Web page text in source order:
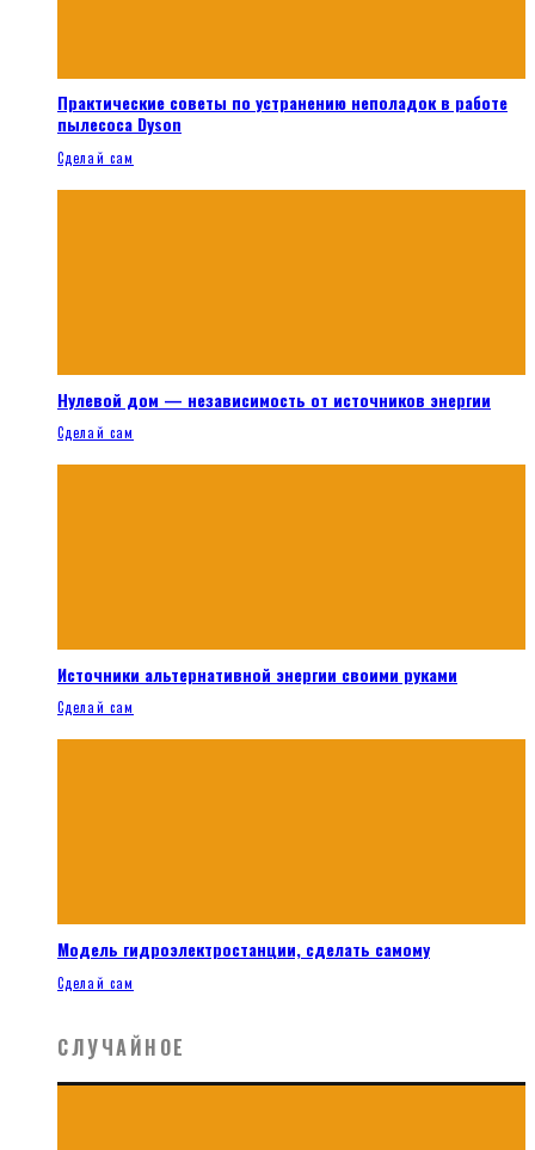
Практические советы по устранению неполадок в работе
пылесоса Dyson
Сделай сам
Нулевой дом — независимость от источников энергии
Сделай сам
Источники альтернативной энергии своими руками
Сделай сам
Модель гидроэлектростанции, сделать самому
Сделай сам
СЛУЧАЙНОЕ